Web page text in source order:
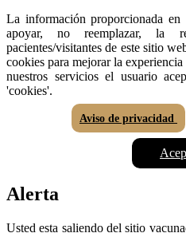
La información proporcionada
apoyar, no reemplazar, la
pacientes/visitantes de este sitio
cookies para mejorar la
nuestros servicios el usuario
'cookies'.
Aviso de privacidad
Alerta
Usted esta saliendo del sitio